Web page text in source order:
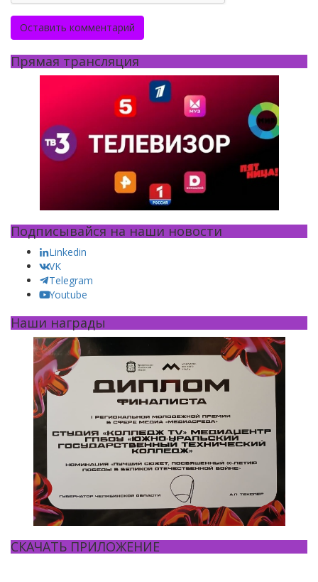
Оставить комментарий
Прямая трансляция
Подписывайся на наши новости
Linkedin
VK
Telegram
Youtube
Наши награды
СКАЧАТЬ ПРИЛОЖЕНИЕ